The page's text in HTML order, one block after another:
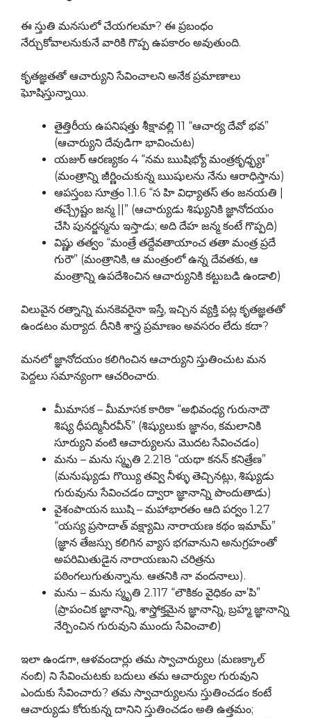
ఈ స్తుతి మనసులో చేయగలమా? ఈ ప్రబంధం
నేర్చుకోవాలనుకునే వారికి గొప్ప ఉపకారం అవుతుంది.
కృతజ్ఞతతో ఆచార్యుని సేవించాలని అనేక ప్రమాణాలు
ఘోషిస్తున్నాయి.
తైత్తిరీయ ఉపనిషత్తు శీక్షావల్లి 11 “ఆచార్య దేవో భవ”
(ఆచార్యుని దేవుడిగా భావించుట)
యజుర్ ఆరణ్యకం 4 “నమ ఋషిభ్యో మంత్రకృధ్భ్యః”
(మంత్రాన్ని జీర్ణించుకున్న ఋషులను నేను ఆరాధిస్తాను)
ఆపస్తంబ సూత్రం 1.1.6 “స హి విధ్యాతస్ తం జనయతి |
తచ్చ్రేష్టం జన్మ ||” (ఆచార్యుడు శిష్యునికి జ్ఞానోదయం
చేసి పునర్జన్మను ఇస్తాడు; అది దేహ జన్మ కంటే గొప్పది)
విష్ణు తత్వం “మంత్రే తద్దేవతాయాంచ తతా మంత్ర ప్రదే
గురౌ” (మంత్రానికి, ఆ మంత్రంలో ఉన్న దేవతకు, ఆ
మంత్రాన్ని ఉపదేశించిన ఆచార్యునికి కట్టుబడి ఉండాలి)
విలువైన రత్నాన్ని మనకెవరైనా ఇస్తే, ఇచ్చిన వ్యక్తి పట్ల కృతజ్ఞతతో
ఉండటం మర్యాద. దీనికి శాస్త్ర ప్రమాణం అవసరం లేదు కదా?
మనలో జ్ఞానోదయం కలిగించిన ఆచార్యుని స్తుతించుట మన
పెద్దలు సమాన్యంగా ఆచరించారు.
మీమాసక – మీమాసక కారికా “అభివంధ్య గురునాదౌ
శిష్య ధీపద్మినీరవీన్” (శిష్యులుకు జ్ఞానం, కమలానికి
సూర్యుని వంటి ఆచార్యులను మొదట సేవించడం)
మను – మను స్మృతి 2.218 “యథా కనన్ కనిత్రేణ”
(మనుష్యుడు గొయ్యి తవ్వి నీళ్ళు తెచ్చినట్లు, శిష్యుడు
గురువును సేవించడం ద్వారా జ్ఞానాన్ని పొందుతాడు)
వైశంపాయన ఋషి – మహాభారతం ఆది పర్వం 1.27
“యస్య ప్రసాదాత్ వక్ష్యామి నారాయణ కథం ఇమామ్”
(జ్ఞాన తేజస్సు కలిగిన వ్యాస భగవానుని అనుగ్రహంతో
అపరిమితుడైన నారాయణుని చరిత్రను
పఠింగలుగుతున్నాను. ఆతనికి నా వందనాలు).
మను – మను స్మృతి 2.117 “లౌకికం వైధికం వా’పి”
(ప్రాపంచిక జ్ఞానాన్ని, శాస్త్రోక్తమైన జ్ఞానాన్ని, బ్రహ్మ జ్ఞానాన్ని
నేర్పించిన గురువుని ముందు సేవించాలి)
ఇలా ఉండగా, ఆళవందార్లు తమ స్వాచార్యులు (మణక్కాల్
నంబి) ని సేవించుటకు బదులు తమ ఆచార్యుల గురువుని
ఎందుకు సేవించారు? తమ స్వాచార్యులను స్తుతించడం కంటే
ఆచార్యుడు కోరుకున్న దానిని స్తుతించడం అతి ఉత్తమం;